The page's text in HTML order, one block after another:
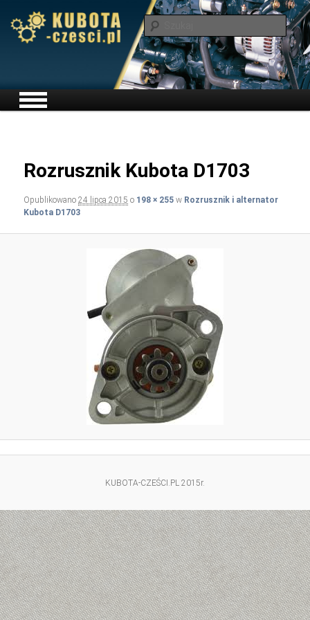
Menu główne
Przeskocz do tekstu
Rozrusznik Kubota D1703
Opublikowano24 lipca 2015 o 198 × 255 w Rozrusznik i alternator
Kubota D1703
KUBOTA-CZEŚCI.PL 2015r.